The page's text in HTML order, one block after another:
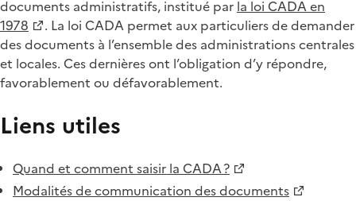
documents administratifs, institué par la loi CADA en
1978
. La loi CADA permet aux particuliers de demander
des documents à l’ensemble des administrations centrales
et locales. Ces dernières ont l’obligation d’y répondre,
favorablement ou défavorablement.
Liens utiles
Quand et comment saisir la CADA ?
Modalités de communication des documents